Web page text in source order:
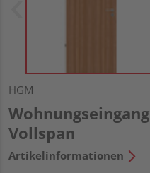
HGM
Vollspan
Artikelinformationen